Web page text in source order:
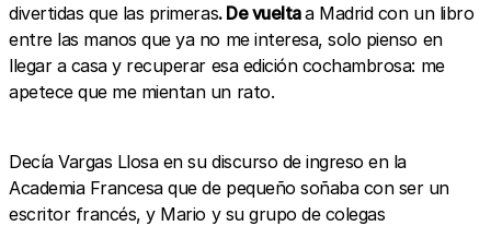
divertidas que las primeras. De vueltaa Madrid con un libro
entre las manos que ya no me interesa, solo pienso en
llegar a casa y recuperar esa edición cochambrosa: me
apetece que me mientan un rato.
Decía Vargas Llosa en su discurso de ingreso en la
Academia Francesa que de pequeño soñaba con ser un
escritor francés, y Mario y su grupo de colegas